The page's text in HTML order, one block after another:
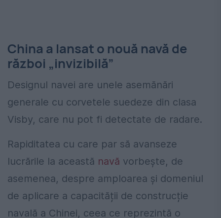
China a lansat o nouă navă de
război „invizibilă”
Designul navei are unele asemănări
generale cu corvetele suedeze din clasa
Visby, care nu pot fi detectate de radare.
Rapiditatea cu care par să avanseze
lucrările la această navă vorbește, de
asemenea, despre amploarea și domeniul
de aplicare a capacității de construcție
navală a Chinei, ceea ce reprezintă o